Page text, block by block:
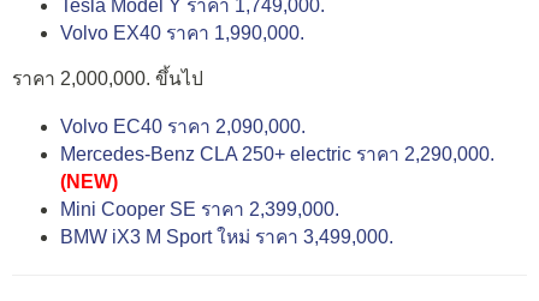
Tesla Model Y ราคา 1,749,000.
Volvo EX40 ราคา 1,990,000.
ราคา 2,000,000. ขึ้นไป
Volvo EC40 ราคา 2,090,000.
Mercedes-Benz CLA 250+ electric ราคา 2,290,000.
(NEW)
Mini Cooper SE ราคา 2,399,000.
BMW iX3 M Sport ใหม่ ราคา 3,499,000.